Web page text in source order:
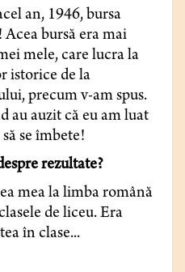
an, 1946, bursa
Acea bursă era mai
mele, care lucra la
istorice de la
precum v-am spus.
au auzit că eu am luat
să se îmbete!
rezultate?
mea la limba română
de liceu. Era
în clase...